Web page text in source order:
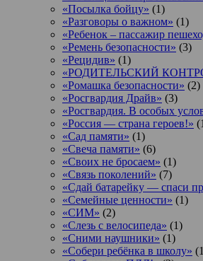
«Посылка бойцу» (1)
«Разговоры о важном» (1)
«Ребенок – пассажир
«Ремень безопасности» (3)
«Рецидив» (1)
«РОДИТЕЛЬСКИЙ
«Ромашка безопасности» (2)
«Росгвардия Драйв» (3)
«Росгвардия. В особых
«Россия — страна героев!»
«Сад памяти» (1)
«Свеча памяти» (6)
«Своих не бросаем» (1)
«Связь поколений» (7)
«Сдай батарейку — спаси
«Семейные ценности» (1)
«СИМ» (2)
«Слезь с велосипеда» (1)
«Сними наушники» (1)
«Собери ребёнка в школу»